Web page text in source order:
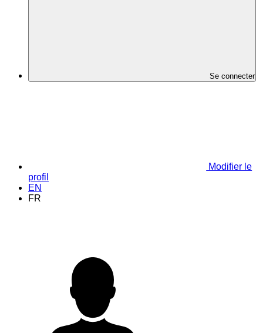
Se connecter
Modifier le
profil
EN
FR